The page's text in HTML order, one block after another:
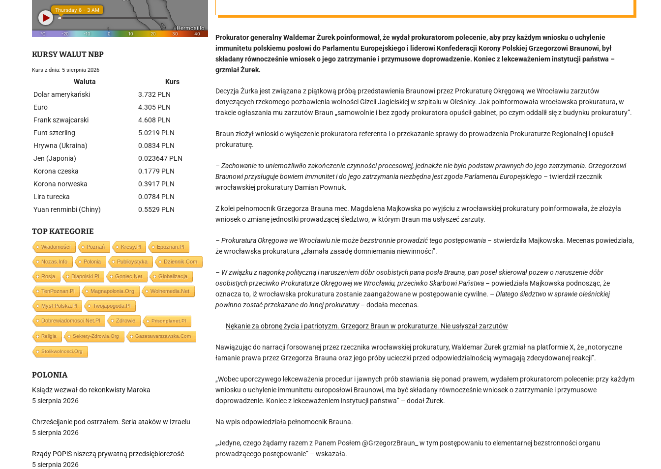
Prokurator generalny Waldemar Żurek poinformował, że wydał prokuratorom polecenie, aby przy każdym wniosku o uchylenie
immunitetu polskiemu posłowi do Parlamentu Europejskiego i liderowi Konfederacji Korony Polskiej Grzegorzowi Braunowi, był
składany równocześnie wniosek o jego zatrzymanie i przymusowe doprowadzenie. Koniec z lekceważeniem instytucji państwa –
grzmiał Żurek.
Decyzja Żurka jest związana z piątkową próbą przedstawienia Braunowi przez Prokuraturę Okręgową we Wrocławiu zarzutów
dotyczących rzekomego pozbawienia wolności Gizeli Jagielskiej w szpitalu w Oleśnicy. Jak poinformowała wrocławska prokuratura, w
trakcie ogłaszania mu zarzutów Braun „samowolnie i bez zgody prokuratora opuścił gabinet, po czym oddalił się z budynku prokuratury”.
Braun złożył wnioski o wyłączenie prokuratora referenta i o przekazanie sprawy do prowadzenia Prokuraturze Regionalnej i opuścił
prokuraturę.
– Zachowanie to uniemożliwiło zakończenie czynności procesowej, jednakże nie było podstaw prawnych do jego zatrzymania. Grzegorzowi
Braunowi przysługuje bowiem immunitet i do jego zatrzymania niezbędna jest zgoda Parlamentu Europejskiego – twierdził rzecznik
wrocławskiej prokuratury Damian Pownuk.
Z kolei pełnomocnik Grzegorza Brauna mec. Magdalena Majkowska po wyjściu z wrocławskiej prokuratury poinformowała, że złożyła
wniosek o zmianę jednostki prowadzącej śledztwo, w którym Braun ma usłyszeć zarzuty.
– Prokuratura Okręgowa we Wrocławiu nie może bezstronnie prowadzić tego postępowania – stwierdziła Majkowska. Mecenas powiedziała,
że wrocławska prokuratura „złamała zasadę domniemania niewinności”.
– W związku z nagonką polityczną i naruszeniem dóbr osobistych pana posła Brauna, pan poseł skierował pozew o naruszenie dóbr
osobistych przeciwko Prokuraturze Okręgowej we Wrocławiu, przeciwko Skarbowi Państwa – powiedziała Majkowska podnosząc, że
oznacza to, iż wrocławska prokuratura zostanie zaangażowane w postępowanie cywilne. – Dlatego śledztwo w sprawie oleśnickiej
powinno zostać przekazane do innej prokuratury – dodała mecenas.
Nękanie za obronę życia i patriotyzm. Grzegorz Braun w prokuraturze. Nie usłyszał zarzutów
Nawiązując do narracji forsowanej przez rzecznika wrocławskiej prokuratury, Waldemar Żurek grzmiał na platformie X, że „notoryczne
łamanie prawa przez Grzegorza Brauna oraz jego próby ucieczki przed odpowiedzialnością wymagają zdecydowanej reakcji”.
„Wobec uporczywego lekceważenia procedur i jawnych prób stawiania się ponad prawem, wydałem prokuratorom polecenie: przy każdym
wniosku o uchylenie immunitetu europosłowi Braunowi, ma być składany równocześnie wniosek o zatrzymanie i przymusowe
doprowadzenie. Koniec z lekceważeniem instytucji państwa” – dodał Żurek.
Na wpis odpowiedziała pełnomocnik Brauna.
„Jedyne, czego żądamy razem z Panem Posłem @GrzegorzBraun_ w tym postępowaniu to elementarnej bezstronności organu
prowadzącego postępowanie” –wskazała.
KURSY WALUT NBP
Kurs z dnia: 5 sierpnia 2026
Waluta
Kurs
Dolar amerykański
3.732 PLN
Euro
4.305 PLN
Frank szwajcarski
4.608 PLN
Funt szterling
5.0219 PLN
Hrywna (Ukraina)
0.0834 PLN
Jen (Japonia)
0.023647 PLN
Korona czeska
0.1779 PLN
Korona norweska
0.3917 PLN
Lira turecka
0.0784 PLN
Yuan renminbi (Chiny)
0.5529 PLN
TOP KATEGORIE
Wiadomości Poznań Kresy.pl Epoznan.pl
Nczas.info Polonia Publicystyka Dziennik.com
Rosja Dlapolski.pl Goniec.net Globalizacja
TenPoznan.pl Magnapolonia.org Wolnemedia.net
Mysl-Polska.pl Twojapogoda.pl
Dobrewiadomosci.net.pl Zdrowie Prisonplanet.pl
Religia Sekrety-Zdrowia.org Gazetawarszawska.com
Stolikwolnosci.org
POLONIA
Ksiądz wezwał do rekonkwisty Maroka
5 sierpnia 2026
Chrześcijanie pod ostrzałem. Seria ataków w Izraelu
5 sierpnia 2026
Rządy POPiS niszczą prywatną przedsiębiorczość
5 sierpnia 2026